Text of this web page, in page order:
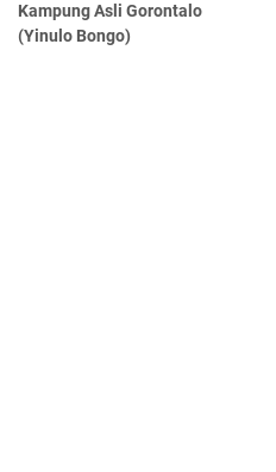
Kampung Asli Gorontalo
(Yinulo Bongo)